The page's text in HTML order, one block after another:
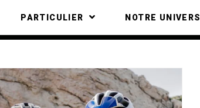
PARTICULIER NOTRE UNIVERS